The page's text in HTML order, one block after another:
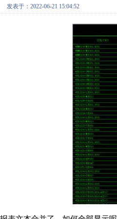
发表于：2022-06-21 15:04:52